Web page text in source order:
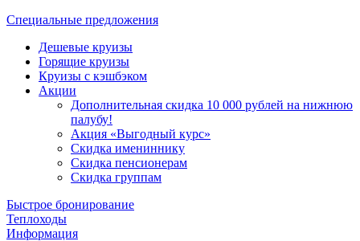
Специальные предложения
Дешевые круизы
Горящие круизы
Круизы с кэшбэком
Акции
Дополнительная скидка 10 000 рублей на нижнюю
палубу!
Акция «Выгодный курс»
Скидка имениннику
Скидка пенсионерам
Скидка группам
Быстрое бронирование
Теплоходы
Информация